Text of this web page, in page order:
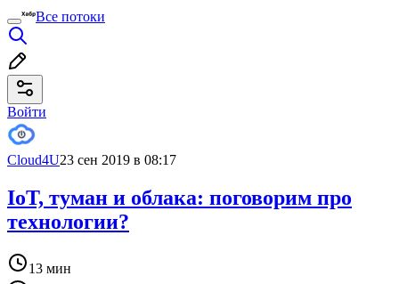
Все потоки
Войти
Cloud4U23 сен 2019 в 08:17
IoT, туман и облака: поговорим про
технологии?
13 мин